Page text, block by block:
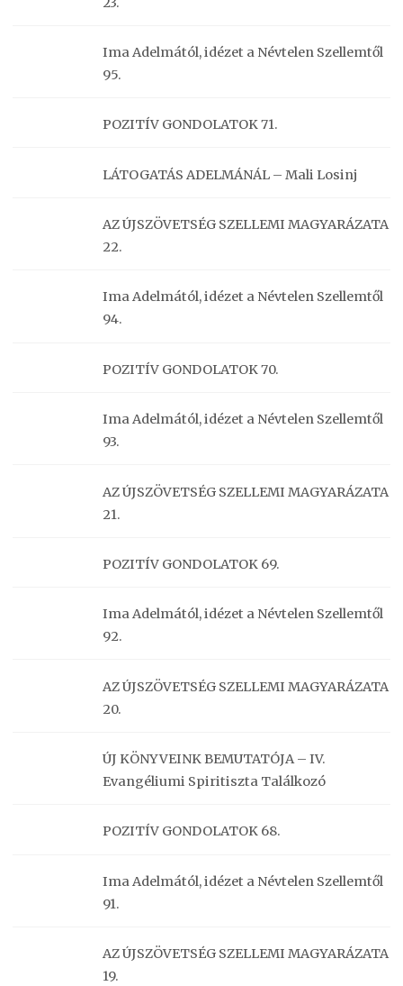
Ima Adelmától, idézet a Névtelen Szellemtől
95.
POZITÍV GONDOLATOK 71.
LÁTOGATÁS ADELMÁNÁL – Mali Losinj
AZ ÚJSZÖVETSÉG SZELLEMI MAGYARÁZATA
22.
Ima Adelmától, idézet a Névtelen Szellemtől
94.
POZITÍV GONDOLATOK 70.
Ima Adelmától, idézet a Névtelen Szellemtől
93.
AZ ÚJSZÖVETSÉG SZELLEMI MAGYARÁZATA
21.
POZITÍV GONDOLATOK 69.
Ima Adelmától, idézet a Névtelen Szellemtől
92.
AZ ÚJSZÖVETSÉG SZELLEMI MAGYARÁZATA
20.
ÚJ KÖNYVEINK BEMUTATÓJA – IV.
Evangéliumi Spiritiszta Találkozó
POZITÍV GONDOLATOK 68.
Ima Adelmától, idézet a Névtelen Szellemtől
91.
AZ ÚJSZÖVETSÉG SZELLEMI MAGYARÁZATA
19.